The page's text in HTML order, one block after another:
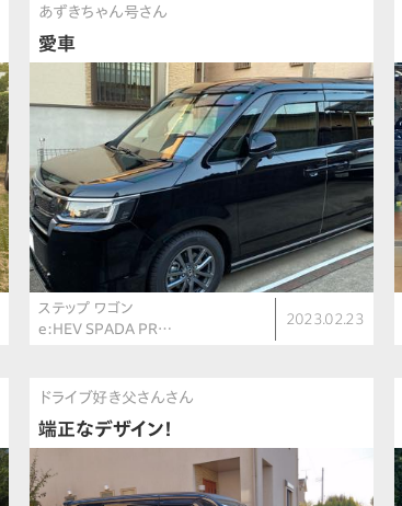
あずきちゃん号さん
愛車
ステップ ワゴン
e:HEV SPADA PR…
2023.02.23
ドライブ好き父さんさん
端正なデザイン！